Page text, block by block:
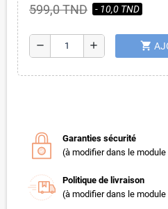
599,0 TND - 10,0 TND
remove add shopping_cart
Garanties sécurité
(à modifier dans le
Politique de livraison
(à modifier dans le